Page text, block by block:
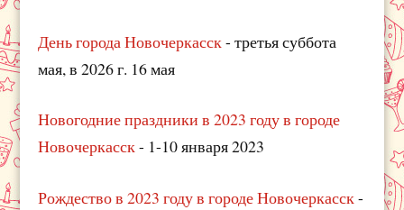
День города Новочеркасск- третья суббота
мая, в 2026 г. 16 мая
Новогодние праздники в 2023 году в городе
Новочеркасск- 1-10 января 2023
Рождество в 2023 году в городе Новочеркасск-